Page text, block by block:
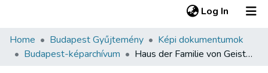
Log In (current)
Communities & Collections
Home Budapest Gyűjtemény
Képi dokumentumok
Budapest-képarchívum
Haus der Familie von Geist Monumental-Brunnen am Calvinplatz : beides vom Architekten Nik v. Ybl